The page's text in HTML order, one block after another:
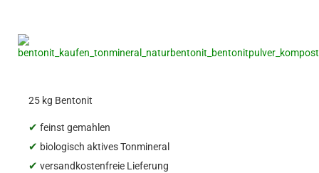
25 kg Bentonit
✔ feinst gemahlen
✔ biologisch aktives Tonmineral
✔ versandkostenfreie Lieferung